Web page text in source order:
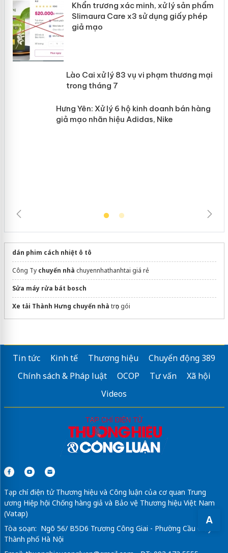
A
Khẩn trương xác minh, xử lý sản phẩm
Slimaura Care x3 sử dụng giấy phép
giả mạo
Lào Cai xử lý 83 vụ vi phạm thương
mại trong tháng 7
dán phim cách nhiệt ô tô
Công Ty chuyển nhà chuyennhathanhtai giá rẻ
Sửa máy rửa bát bosch
Xe tải Thành Hưng chuyển nhà trọn gói
Tin tức Kinh tế Thương hiệu
Chuyển động 389
Chính sách & Pháp luật
OCOP Tư vấn
Xã hội
Videos
Tạp chí điện tử Thương hiệu và Công luận của cơ quan Trung
ương Hiệp hội Chống hàng giả và Bảo vệ Thương hiệu Việt Nam
(Vatap)
Tòa soạn: Ngõ 56/ B5D6 Trương Công Giai - Phường Cầu Giấy -
Thành phố Hà Nội